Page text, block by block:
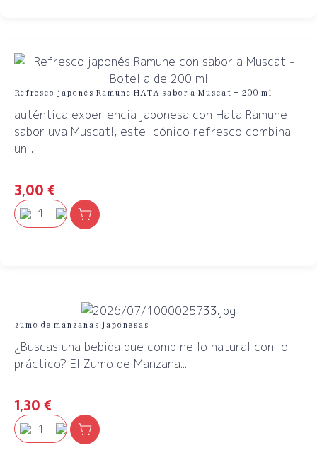
Refresco japonés Ramune HATA sabor a Muscat – 200 ml
auténtica experiencia japonesa con Hata Ramune
sabor uva Muscat!, este icónico refresco combina
un...
3,00 €
zumo de manzanas japonesas
¿Buscas una bebida que combine lo natural con lo
práctico? El Zumo de Manzana...
1,30 €